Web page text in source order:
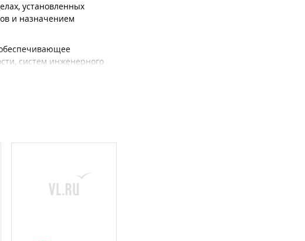
установленных
и назначением
систем инженерного